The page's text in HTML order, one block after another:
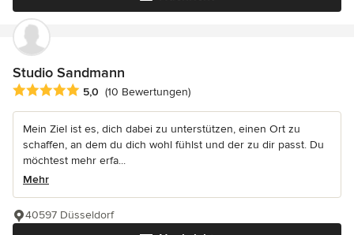
Studio Sandmann
Durchschnittliche Bewertung: 5 von 5 Sternen
5,0 (10 Bewertungen)
Mein Ziel ist es, dich dabei zu unterstützen, einen Ort zu
schaffen, an dem du dich wohl fühlst und der zu dir passt. Du
möchtest mehr erfa...
Mehr
40597 Düsseldorf